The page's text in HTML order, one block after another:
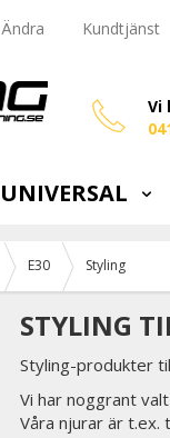
Ändra Kundtjänst
Vi
UNIVERSAL
E30 Styling
STYLING
Styling-produkter
Vi har noggrant
Våra njurar är t.ex.